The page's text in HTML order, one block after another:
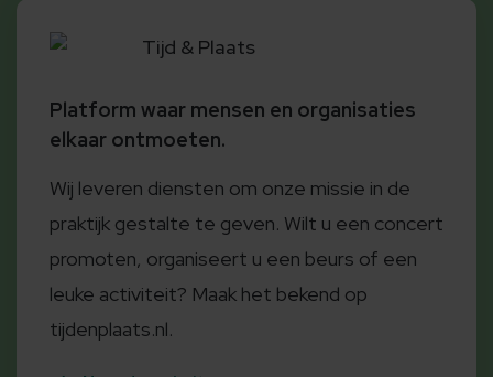
Tijd & Plaats
Platform waar mensen en organisaties
elkaar ontmoeten.
Wij leveren diensten om onze missie in de
praktijk gestalte te geven. Wilt u een concert
promoten, organiseert u een beurs of een
leuke activiteit? Maak het bekend op
tijdenplaats.nl.